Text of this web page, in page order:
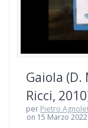
Gaiola (D.
Ricci,
per Pietro
on 15 Marzo 2022